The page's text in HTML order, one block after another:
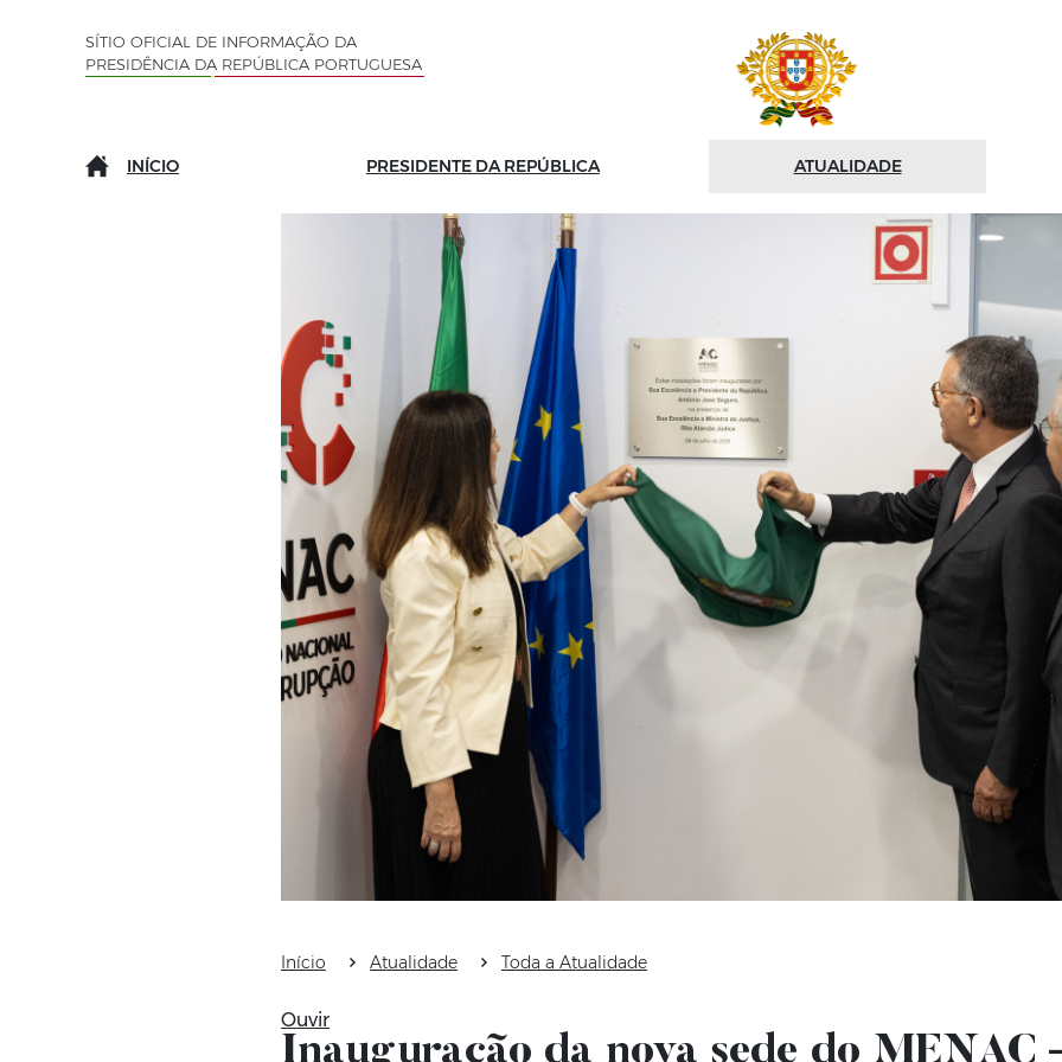
SÍTIO OFICIAL DE INFORMAÇÃO DA
PRESIDÊNCIA DA REPÚBLICA PORTUGUESA
INÍCIO PRESIDENTE DA REPÚBLICA ATUALIDADE
Início Atualidade Toda a Atualidade
Ouvir